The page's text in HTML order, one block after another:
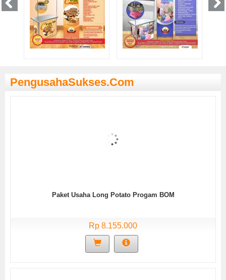
PengusahaSukses.com
Paket Usaha Long Potato Progam BOM
Rp 8.155.000